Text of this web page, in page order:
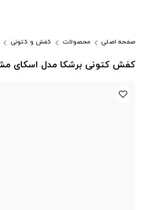
صفحه اصلی محصولات کفش و کتونی
کفش کتونی برشکا مدل اسکای